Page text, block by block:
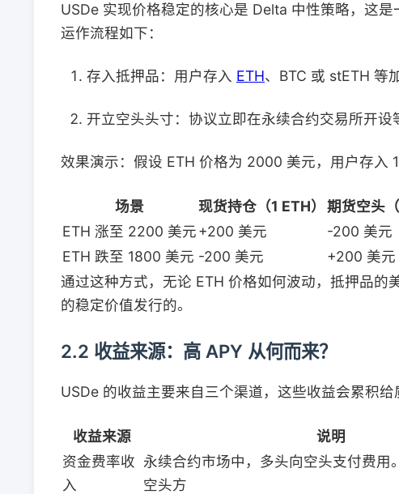
USDe 实现价格稳定的核心是 Delta 中性策略，这
运作流程如下：
存入抵押品：用户存入 ETH、BTC 或 stETH 等
开立空头头寸：协议立即在永续合约交易所开设
效果演示：假设 ETH 价格为 2000 美元，用户存入 1
场景 现货持仓（1 ETH） 期货空头（
ETH 涨至 2200 美元+200 美元 -200 美元
ETH 跌至 1800 美元 -200 美元 +200 美元
通过这种方式，无论 ETH 价格如何波动，抵押品的
的稳定价值发行的。
2.2 收益来源：高 APY 从何而来？
USDe 的收益主要来自三个渠道，这些收益会累积给
收益来源 说明
资金费率收
入
永续合约市场中，多头向空头支付费用
空头方